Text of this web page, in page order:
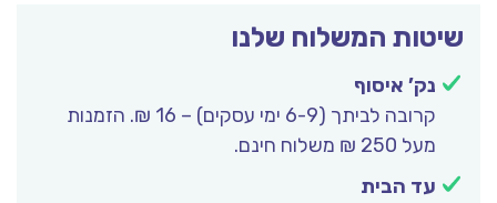
שיטות המשלוח שלנו
נק’ איסוף
קרובה לביתך (6-9 ימי עסקים) – 16 ₪. הזמנות
מעל 250 ₪ משלוח חינם.
עד הבית